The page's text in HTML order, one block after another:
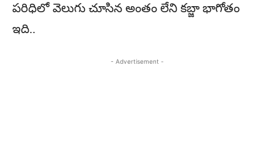
పరిధిలో వెలుగు చూసిన అంతం లేని కబ్జా భాగోతం
ఇది..
- Advertisement -